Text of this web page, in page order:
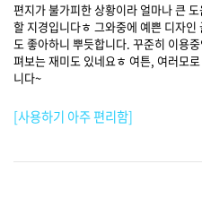
편지가 불가피한 상황이라 얼마나 큰
할 지경입니다ㅎ 그와중에 예쁜 디자
도 좋아하니 뿌듯합니다. 꾸준히 이용
펴보는 재미도 있네요ㅎ 여튼, 여러모
니다~
[사용하기 아주 편리함]